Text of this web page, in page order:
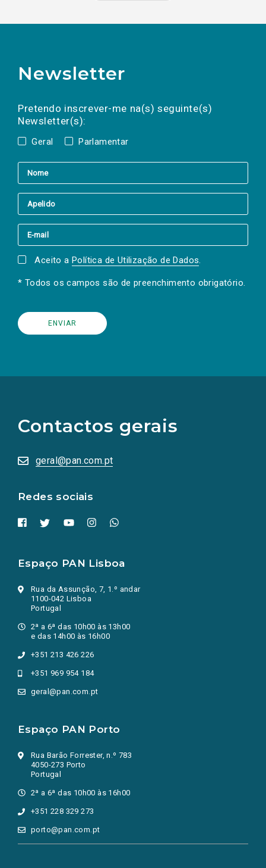
Newsletter
Pretendo inscrever-me na(s) seguinte(s)
Newsletter(s):
Geral Parlamentar
a(s) newsletter(s).
mail
Aceito a Política de Utilização de Dados.
* Todos os campos são de preenchimento obrigatório.
Contactos gerais
geral@pan.com.pt
Redes sociais
redes
sociais
numa
nova
Espaço PAN Lisboa
Rua da Assunção, 7, 1.º andar
1100-042 Lisboa
Portugal
2ª a 6ª das 10h00 às 13h00
e das 14h00 às 16h00
+351 213 426 226
+351 969 954 184
geral@pan.com.pt
Espaço PAN Porto
Rua Barão Forrester, n.º 783
4050-273 Porto
Portugal
2ª a 6ª das 10h00 às 16h00
+351 228 329 273
porto@pan.com.pt